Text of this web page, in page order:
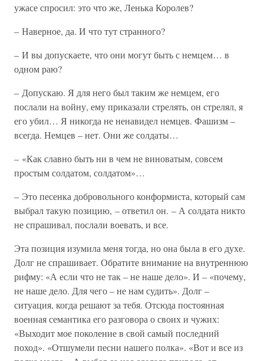
ужасе спросил: это что же, Ленька Королев?
– Наверное, да. И что тут странного?
– И вы допускаете, что они могут быть с немцем… в
одном раю?
– Допускаю. Я для него был таким же немцем, его
послали на войну, ему приказали стрелять, он стрелял, я
его убил… Я никогда не ненавидел немцев. Фашизм –
всегда. Немцев – нет. Они же солдаты…
– «Как славно быть ни в чем не виноватым, совсем
простым солдатом, солдатом»…
– Это песенка добровольного конформиста, который сам
выбрал такую позицию, – ответил он. – А солдата никто
не спрашивал, послали воевать, и все.
Эта позиция изумила меня тогда, но она была в его духе.
Долг не спрашивает. Обратите внимание на внутреннюю
рифму: «А если что не так – не наше дело». И – «почему,
не наше дело. Для чего – не нам судить». Долг –
ситуация, когда решают за тебя. Отсюда постоянная
военная семантика его разговора о своих и чужих:
«Выходит мое поколение в свой самый последний
поход». «Отшумели песни нашего полка». «Вот и все из